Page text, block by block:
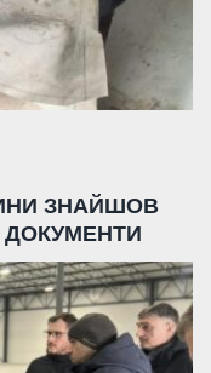
ЗНАЙШОВ
ДОКУМЕНТИ